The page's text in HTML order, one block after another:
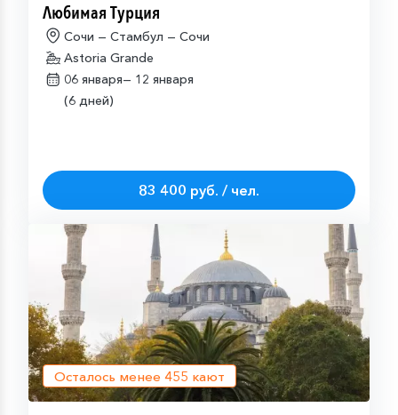
Любимая Турция
Сочи — Стамбул — Сочи
Astoria Grande
06 января— 12 января
(6 дней)
83 400 руб. / чел.
Осталось менее 455 кают